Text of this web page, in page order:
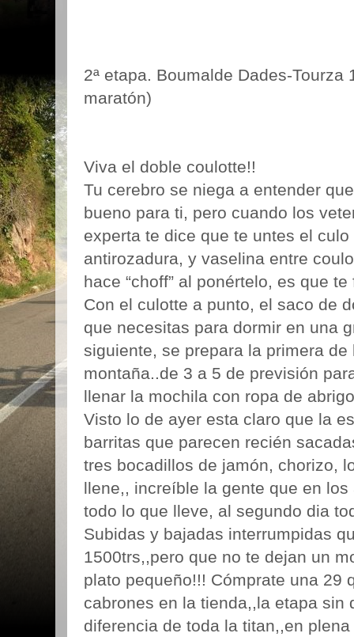
2ª etapa. Boumalde Dades-
maratón)
Viva el doble coulotte!!
Tu cerebro se niega a entender
bueno para ti, pero cuando los
experta te dice que te untes el
antirozadura, y vaselina entre
hace “choff” al ponértelo, es que
Con el culotte a punto, el saco de
que necesitas para dormir en una
siguiente, se prepara la primera
montaña..de 3 a 5 de previsión
llenar la mochila con ropa de
Visto lo de ayer esta claro que la
barritas que parecen recién
tres bocadillos de jamón, chorizo,
llene,, increíble la gente que en
todo lo que lleve, al segundo dia
Subidas y bajadas interrumpidas
1500trs,,pero que no te dejan un
plato pequeño!!! Cómprate una 29
cabrones en la tienda,,la etapa sin
diferencia de toda la titan,,en